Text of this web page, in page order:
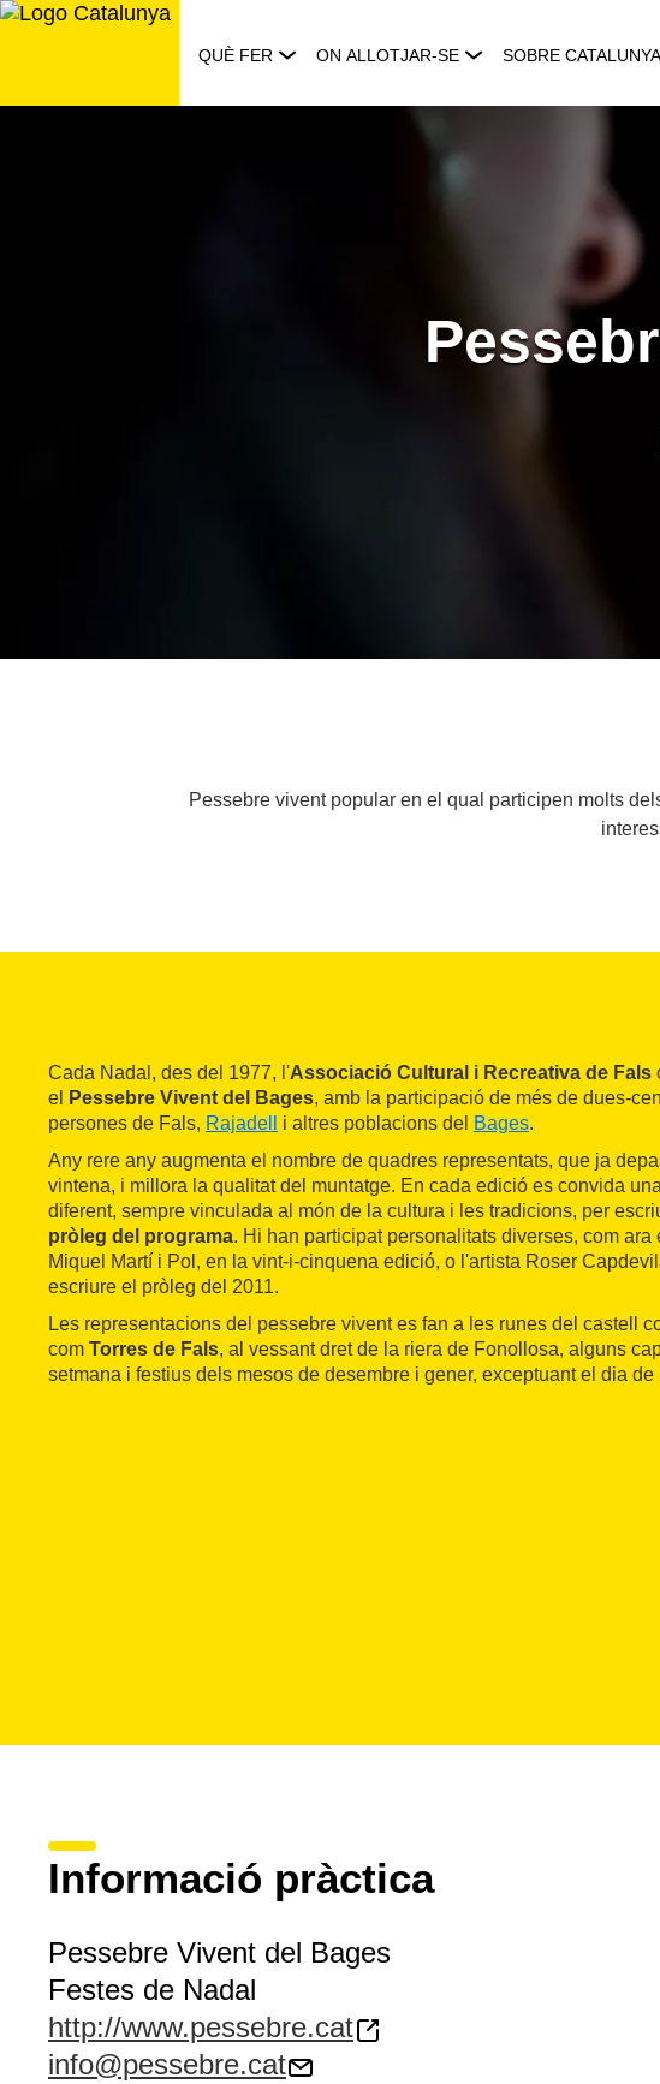
Saltar
QUÈ FER ON ALLOTJAR-SE SOBRE CATALUNYA
Pessebre vivent popular en el qual participen molts
Cada Nadal, des del 1977, l'Associació Cultural i Recreativa de Fals
el
Pessebre Vivent del Bages, amb la participació de més de dues-
persones de Fals, Rajadell i altres poblacions del Bages.
Any rere any augmenta el nombre de quadres representats, que ja
vintena, i millora la qualitat del muntatge. En cada edició es convida
diferent, sempre vinculada al món de la cultura i les tradicions, per
pròleg del programa. Hi han participat personalitats diverses, com ara
Miquel Martí i Pol, en la vint-i-cinquena edició, o l'artista Roser
escriure el pròleg del 2011.
Les representacions del pessebre vivent es fan a les runes del castell
com Torres de Fals, al vessant dret de la riera de Fonollosa, alguns
setmana i festius dels mesos de desembre i gener, exceptuant el dia de
Informació pràctica
Pessebre Vivent del Bages
Festes de Nadal
http://www.pessebre.cat
info@pessebre.cat